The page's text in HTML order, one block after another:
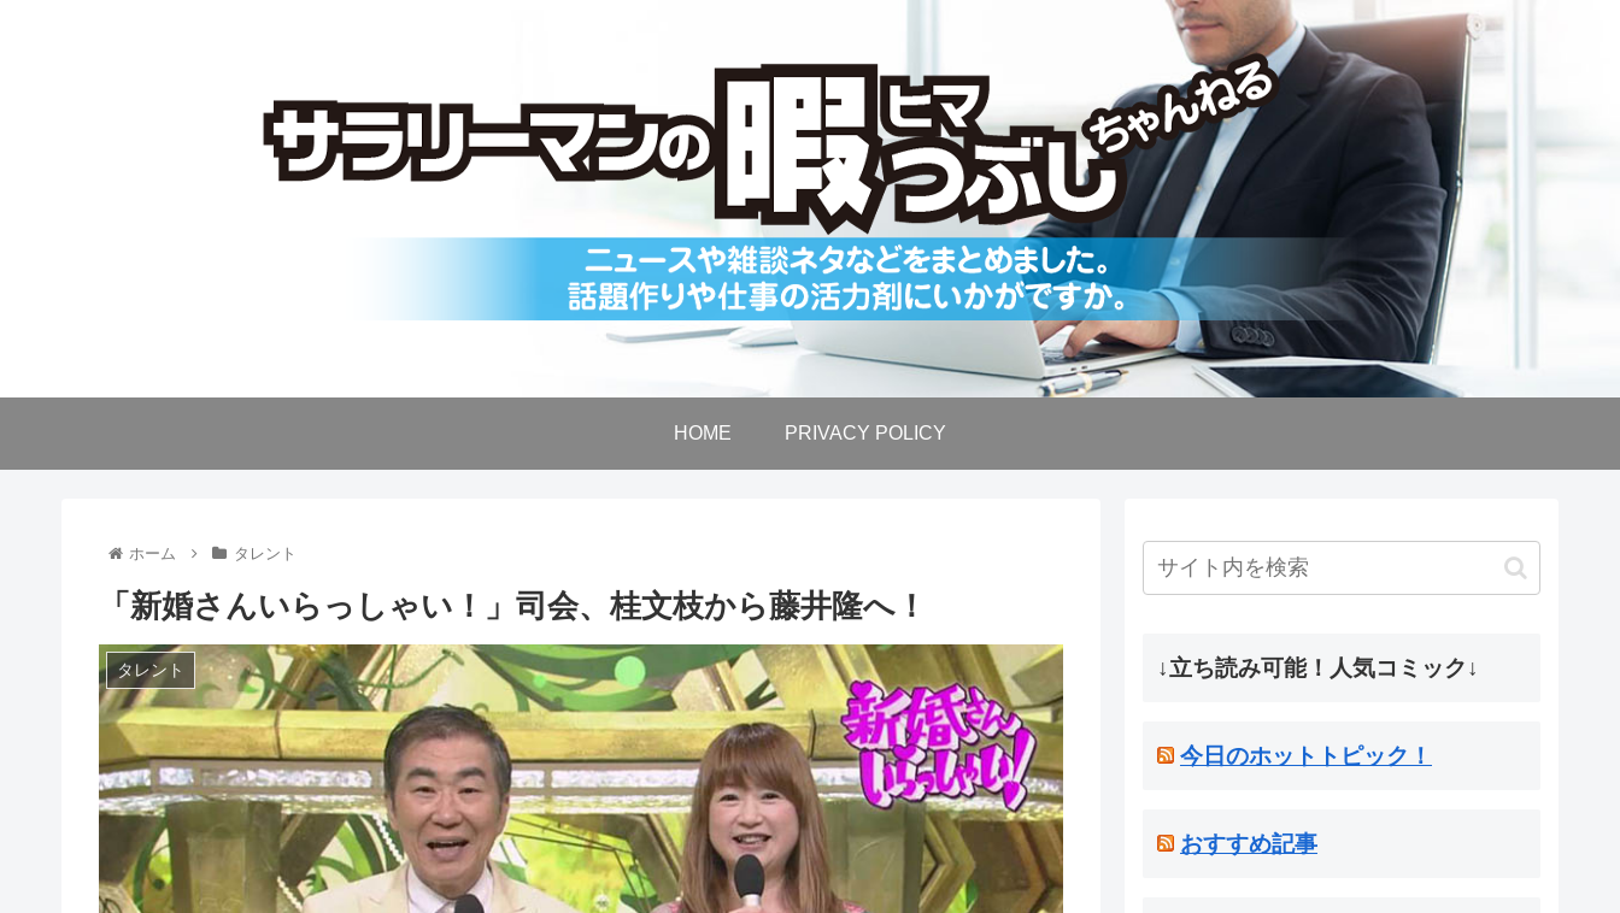
HOME PRIVACY POLICY
ホーム タレント
「新婚さんいらっしゃい！」司会、桂文枝から藤井隆へ！
タレント ↓立ち読み可能！人気コミック↓
今日のホットトピック！
おすすめ記事